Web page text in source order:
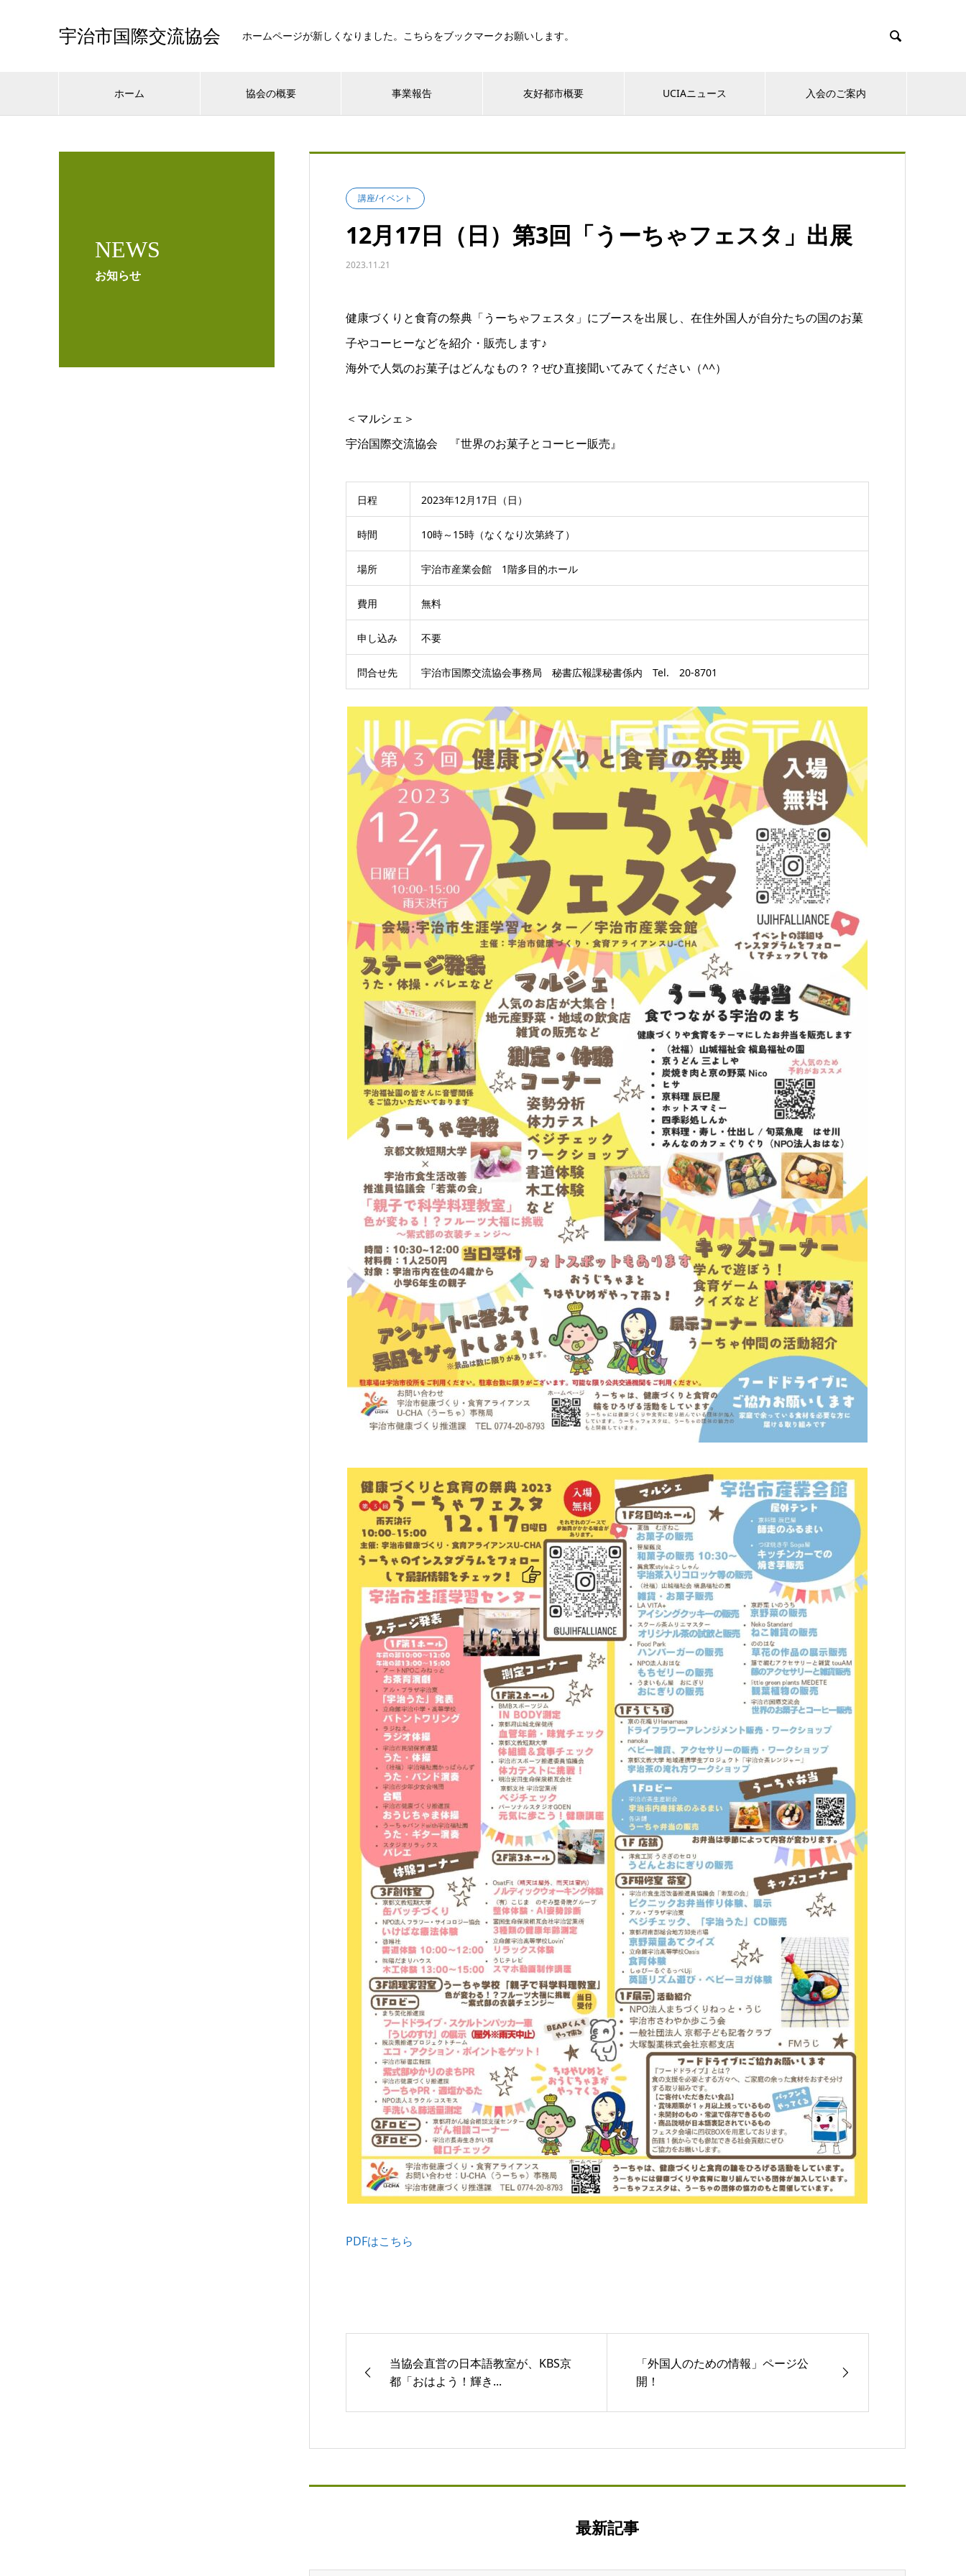
宇治市国際交流協会 ホームページが新しくなりました。こちらをブックマークお願いします。 
ホーム 協会の概要 事業報告 友好都市概要 UCIAニュース 入会のご案内
NEWS
お知らせ
講座/イベント
12月17日（日）第3回「うーちゃフェスタ」出展
2023.11.21
健康づくりと食育の祭典「うーちゃフェスタ」にブースを出展し、在住外国人が自分たちの国のお菓
子やコーヒーなどを紹介・販売します♪
海外で人気のお菓子はどんなもの？？ぜひ直接聞いてみてください（^^）
＜マルシェ＞
宇治国際交流協会 『世界のお菓子とコーヒー販売』
日程 2023年12月17日（日）
時間 10時～15時（なくなり次第終了）
場所 宇治市産業会館 1階多目的ホール
費用 無料
申し込み 不要
問合せ先 宇治市国際交流協会事務局 秘書広報課秘書係内 Tel. 20-8701
PDFはこちら
当協会直営の日本語教室が、KBS京
都「おはよう！輝き...
「外国人のための情報」ページ公
開！
最新記事